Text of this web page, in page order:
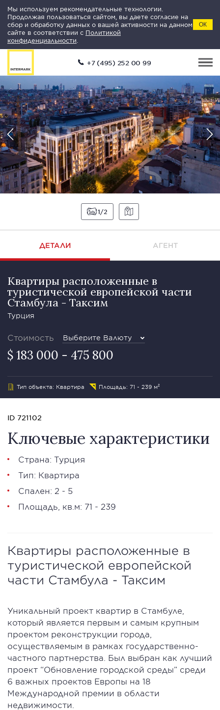
Мы используем рекомендательные технологии.
Продолжая пользоваться сайтом, вы даете согласие на
сбор и обработку данных о вашей активности на данном
сайте в соответствии с Политикой
конфиденциальности
ОК
+7 (495) 252 00 99
1 2
ДЕТАЛИ АГЕНТ
Квартиры расположенные в
туристической европейской части
Стамбула - Таксим
Турция
Стоимость Выберите Валюту
$ 183 000 - 475 800
Тип объекта: Квартира Площадь: 71 - 239 м²
ID 721102
Ключевые характеристики
Страна: Турция
Тип: Квартира
Спален: 2 - 5
Площадь, кв.м: 71 - 239
Квартиры расположенные в
туристической европейской
части Стамбула - Таксим
Уникальный проект квартир в Стамбуле,
который является первым и самым крупным
проектом реконструкции города,
осуществляемым в рамках государственно-
частного партнерства. Был выбран как лучший
проект “Обновление городской среды” среди
6 важных проектов Европы на 18
Международной премии в области
недвижимости.